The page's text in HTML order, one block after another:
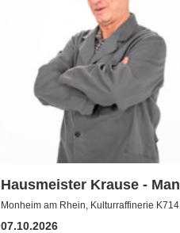
Hausmeister Krause - Man
lebt nur zweimal
Monheim am Rhein, Kulturraffinerie K714
07.10.2026